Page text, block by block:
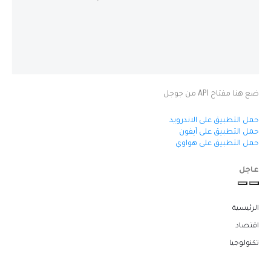
ضع هنا مفتاح API من جوجل
حمل التطبيق على الاندرويد
حمل التطبيق على آيفون
حمل التطبيق على هواوي
عاجل
الرئيسية
اقتصاد
تكنولوجيا